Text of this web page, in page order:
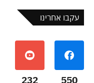
עקבו אחרינו
550
232